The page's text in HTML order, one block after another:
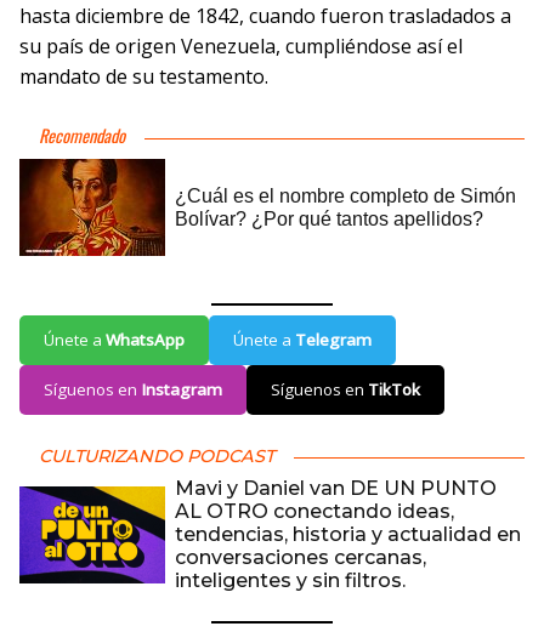
hasta diciembre de 1842, cuando fueron trasladados a
su país de origen Venezuela, cumpliéndose así el
mandato de su testamento.
Únete a WhatsApp Únete a Telegram
Síguenos en Instagram Síguenos en TikTok
CULTURIZANDO PODCAST
Mavi y Daniel van DE UN PUNTO
AL OTRO conectando ideas,
tendencias, historia y actualidad en
conversaciones cercanas,
inteligentes y sin filtros.